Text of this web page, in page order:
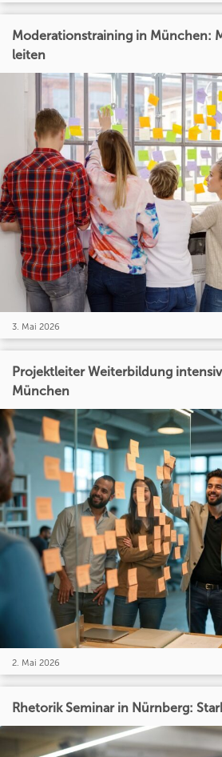
Moderationstraining in München:
leiten
3. Mai 2026
Projektleiter Weiterbildung
München
2. Mai 2026
Rhetorik Seminar in Nürnberg: